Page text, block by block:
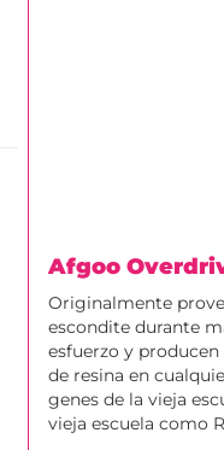
Afgoo
Originalmente
escondite durante
esfuerzo y
de resina en
genes de la vieja
vieja escuela como